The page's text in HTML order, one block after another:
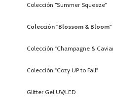
Colección “Summer Squeeze”
Colección "Blossom & Bloom"
Colección "Champagne &
Colección "Cozy UP to Fall"
Glitter Gel UV/LED